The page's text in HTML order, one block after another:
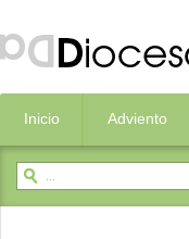
Inicio Adviento